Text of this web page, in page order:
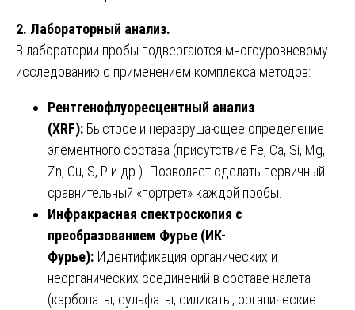
2. Лабораторный анализ.
В лаборатории пробы подвергаются многоуровневому
исследованию с применением комплекса методов:
Рентгенофлуоресцентный анализ
(XRF): Быстрое и неразрушающее определение
элементного состава (присутствие Fe, Ca, Si, Mg,
Zn, Cu, S, P и др.). Позволяет сделать первичный
сравнительный «портрет» каждой пробы.
Инфракрасная спектроскопия с
преобразованием Фурье (ИК-
Фурье): Идентификация органических и
неорганических соединений в составе налета
(карбонаты, сульфаты, силикаты, органические